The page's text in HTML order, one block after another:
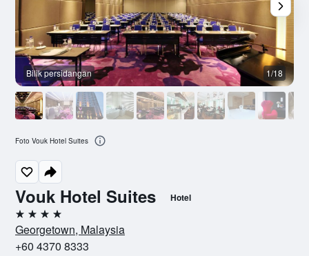
Vouk Hotel Suites Hotel
4 bintang
Georgetown, Malaysia
+60 4370 8333
Bilik persidangan 1/18
Foto Vouk Hotel Suites